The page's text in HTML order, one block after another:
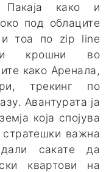
Пакаја како и
под облаците
и тоа по zip line
крошни во
како Аренала,
трекинг по
Авантурата ја
која спојува
важна
сакате да
квартови на